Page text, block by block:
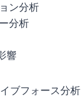
ン分析
分析
響
ブフォース分析